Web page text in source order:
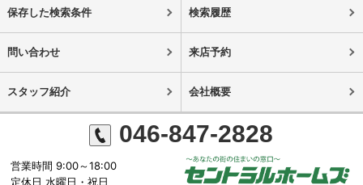
保存した検索条件 検索履歴
問い合わせ 来店予約
スタッフ紹介 会社概要
046-847-2828
営業時間 9:00～18:00
定休日 水曜日・祝日